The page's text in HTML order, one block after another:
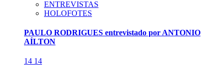
ENTREVISTAS
HOLOFOTES
PAULO RODRIGUES entrevistado por ANTONIO
AÍLTON
14 14